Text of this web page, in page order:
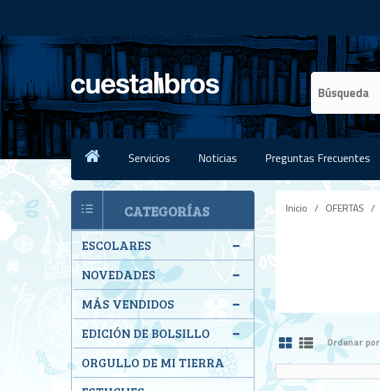
Servicios Noticias Preguntas Frecuentes
Inicio / OFERTAS /
Ordenar por
CATEGORÍAS
ESCOLARES
NOVEDADES
MÁS VENDIDOS
EDICIÓN DE BOLSILLO
ORGULLO DE MI TIERRA